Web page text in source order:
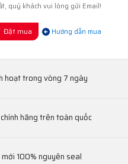
quý khách vui lòng gửi Email!
Đặt mua Hướng dẫn mua
hoạt trong vòng 7 ngày
hãng trên toàn quốc
mới 100% nguyên seal